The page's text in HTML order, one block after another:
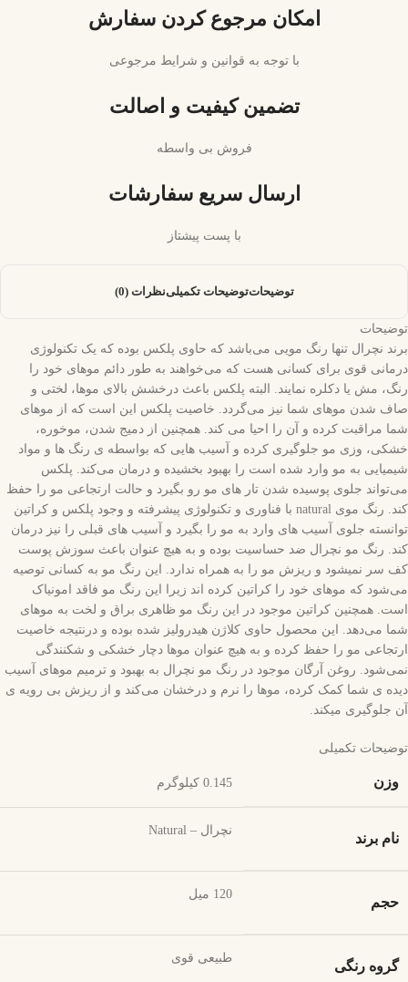
امکان مرجوع کردن سفارش
با توجه به قوانین و شرایط مرجوعی
تضمین کیفیت و اصالت
فروش بی واسطه
ارسال سریع سفارشات
با پست پیشتاز
توضیحاتتوضیحات تکمیلینظرات (0)
توضیحات
برند نچرال تنها رنگ مویی می‌باشد که حاوی پلکس بوده که یک تکنولوژی
درمانی قوی برای کسانی هست که می‌خواهند به طور دائم موهای خود را
رنگ، مش یا دکلره نمایند. البته پلکس باعث درخشش بالای موها، لختی و
صاف شدن موهای شما نیز می‌گردد. خاصیت پلکس این است که از موهای
شما مراقبت کرده و آن را احیا می کند. همچنین از دمیج شدن، موخوره،
خشکی، وزی مو جلوگیری کرده و آسیب هایی که بواسطه ی رنگ ها و مواد
شیمیایی به مو وارد شده است را بهبود بخشیده و درمان می‌کند. پلکس
می‌تواند جلوی پوسیده شدن تار های مو رو بگیرد و حالت ارتجاعی مو را حفظ
کند. رنگ موی natural با فناوری و تکنولوژی پیشرفته و وجود پلکس و کراتین
توانسته جلوی آسیب های وارد به مو را بگیرد و آسیب های قبلی را نیز درمان
کند. رنگ مو نچرال ضد حساسیت بوده و به هیچ عنوان باعث سوزش پوست
کف سر نمیشود و ریزش مو را به همراه ندارد. این رنگ مو به کسانی توصیه
می‌شود که موهای خود را کراتین کرده اند زیرا این رنگ مو فاقد امونیاک
است. همچنین کراتین موجود در این رنگ مو ظاهری براق و لخت به موهای
شما می‌دهد. این محصول حاوی کلاژن هیدرولیز شده بوده و درنتیجه خاصیت
ارتجاعی مو را حفظ کرده و به هیچ عنوان موها دچار خشکی و شکنندگی
نمی‌شود. روغن آرگان موجود در رنگ مو نچرال به بهبود و ترمیم موهای آسیب
دیده ی شما کمک کرده، موها را نرم و درخشان می‌کند و از ریزش بی رویه ی
آن جلوگیری میکند.
توضیحات تکمیلی
وزن 0.145 کیلوگرم
نام برند
نچرال – Natural
حجم
120 میل
گروه رنگی
طبیعی قوی